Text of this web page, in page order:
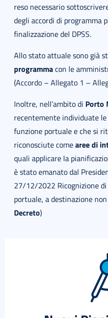
reso necessario
degli accordi di programma
finalizzazione del DPSS.
Allo stato attuale sono già
programmacon le
(Accordo– Allegato 1 –
Inoltre, nell’ambito di Porto
recentemente individuate
funzione portuale e che si
riconosciute comearee di
quali applicare la
è stato emanato dal
27/12/2022 Ricognizione
portuale, a destinazione
Decreto)